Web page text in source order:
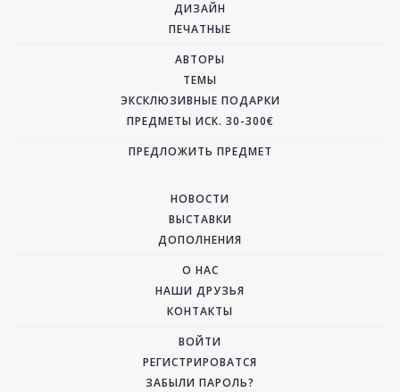
ДИЗАЙН
ПЕЧАТНЫЕ
АВТОРЫ
ТЕМЫ
ЭКСКЛЮЗИВНЫЕ ПОДАРКИ
ПРЕДМЕТЫ ИСК. 30-300€
ПРЕДЛОЖИТЬ ПРЕДМЕТ
НОВОСТИ
ВЫСТАВКИ
ДОПОЛНЕНИЯ
О НАС
НАШИ ДРУЗЬЯ
КОНТАКТЫ
ВОЙТИ
РЕГИСТРИРОВАТСЯ
ЗАБЫЛИ ПАРОЛЬ?